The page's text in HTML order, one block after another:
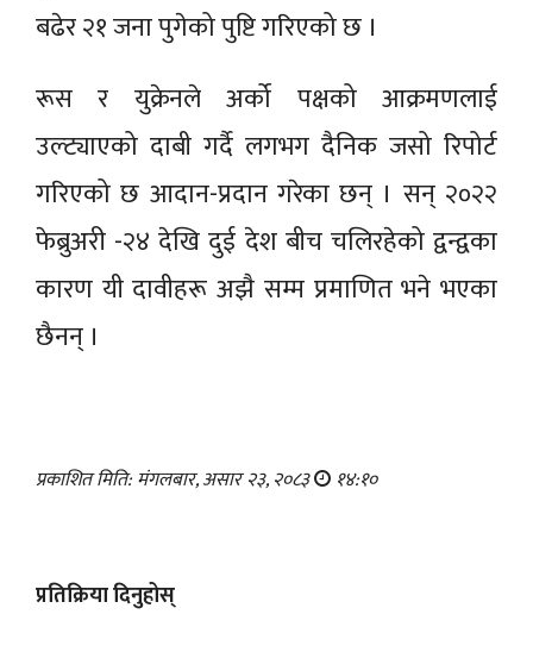
बढेर २१ जना पुगेको पुष्टि गरिएको छ ।
रूस र युक्रेनले अर्को पक्षको आक्रमणलाई
उल्ट्याएको दाबी गर्दै लगभग दैनिक जसो रिपोर्ट
गरिएको छ आदान-प्रदान गरेका छन् । सन् २०२२
फेब्रुअरी -२४ देखि दुई देश बीच चलिरहेको द्वन्द्वका
कारण यी दावीहरू अझै सम्म प्रमाणित भने भएका
छैनन् ।
प्रकाशित मिति: मंगलबार, असार २३, २०८३ १४:१०
प्रतिक्रिया दिनुहोस्